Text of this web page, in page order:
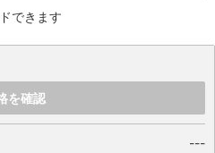
できます
を確認
---